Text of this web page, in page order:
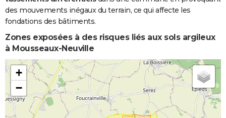
des mouvements inégaux du terrain, ce qui affecte les
fondations des bâtiments.
Zones exposées à des risques liés aux sols argileux
à Mousseaux-Neuville
+
−